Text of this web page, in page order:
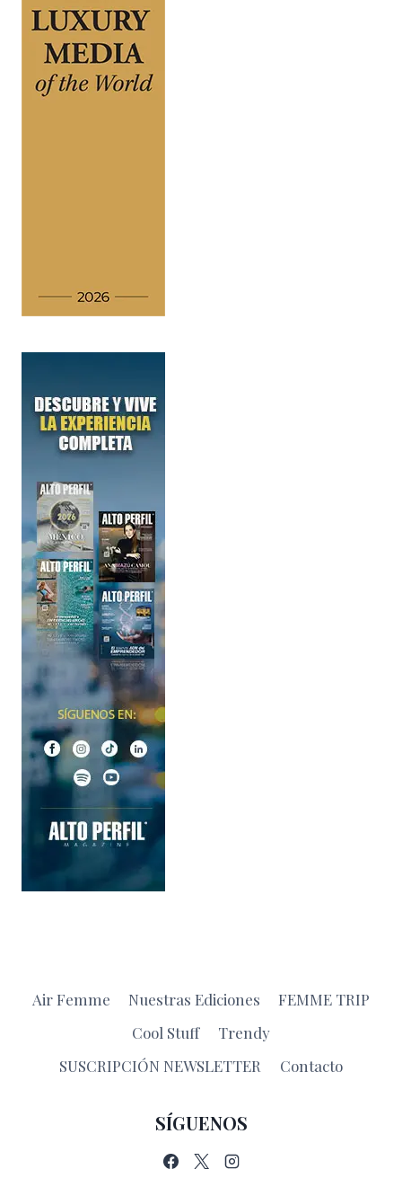
Air Femme Nuestras Ediciones
FEMME TRIP
Cool Stuff
Trendy
SUSCRIPCIÓN NEWSLETTER
Contacto
SÍGUENOS